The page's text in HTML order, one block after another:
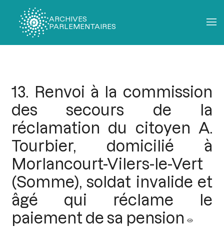
ARCHIVES
PARLEMENTAIRES
13. Renvoi à la commission
des secours de la
réclamation du citoyen A.
Tourbier, domicilié à
Morlancourt-Vilers-le-Vert
(Somme), soldat invalide et
âgé qui réclame le
paiement de sa pension